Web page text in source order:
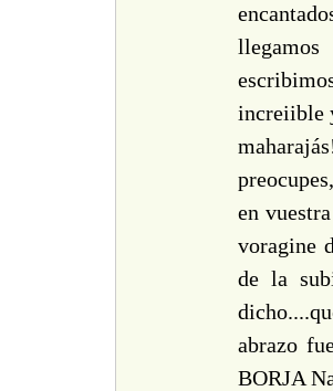
increiible
en
voragine
de la
abrazo
BORJA